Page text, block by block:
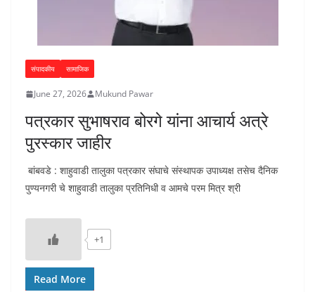
संपादकीय सामाजिक
June 27, 2026 Mukund Pawar
पत्रकार सुभाषराव बोरगे यांना आचार्य अत्रे
पुरस्कार जाहीर
बांबवडे : शाहुवाडी तालुका पत्रकार संघाचे संस्थापक उपाध्यक्ष तसेच दैनिक
पुण्यनगरी चे शाहुवाडी तालुका प्रतिनिधी व आमचे परम मित्र श्री
+1
Read More